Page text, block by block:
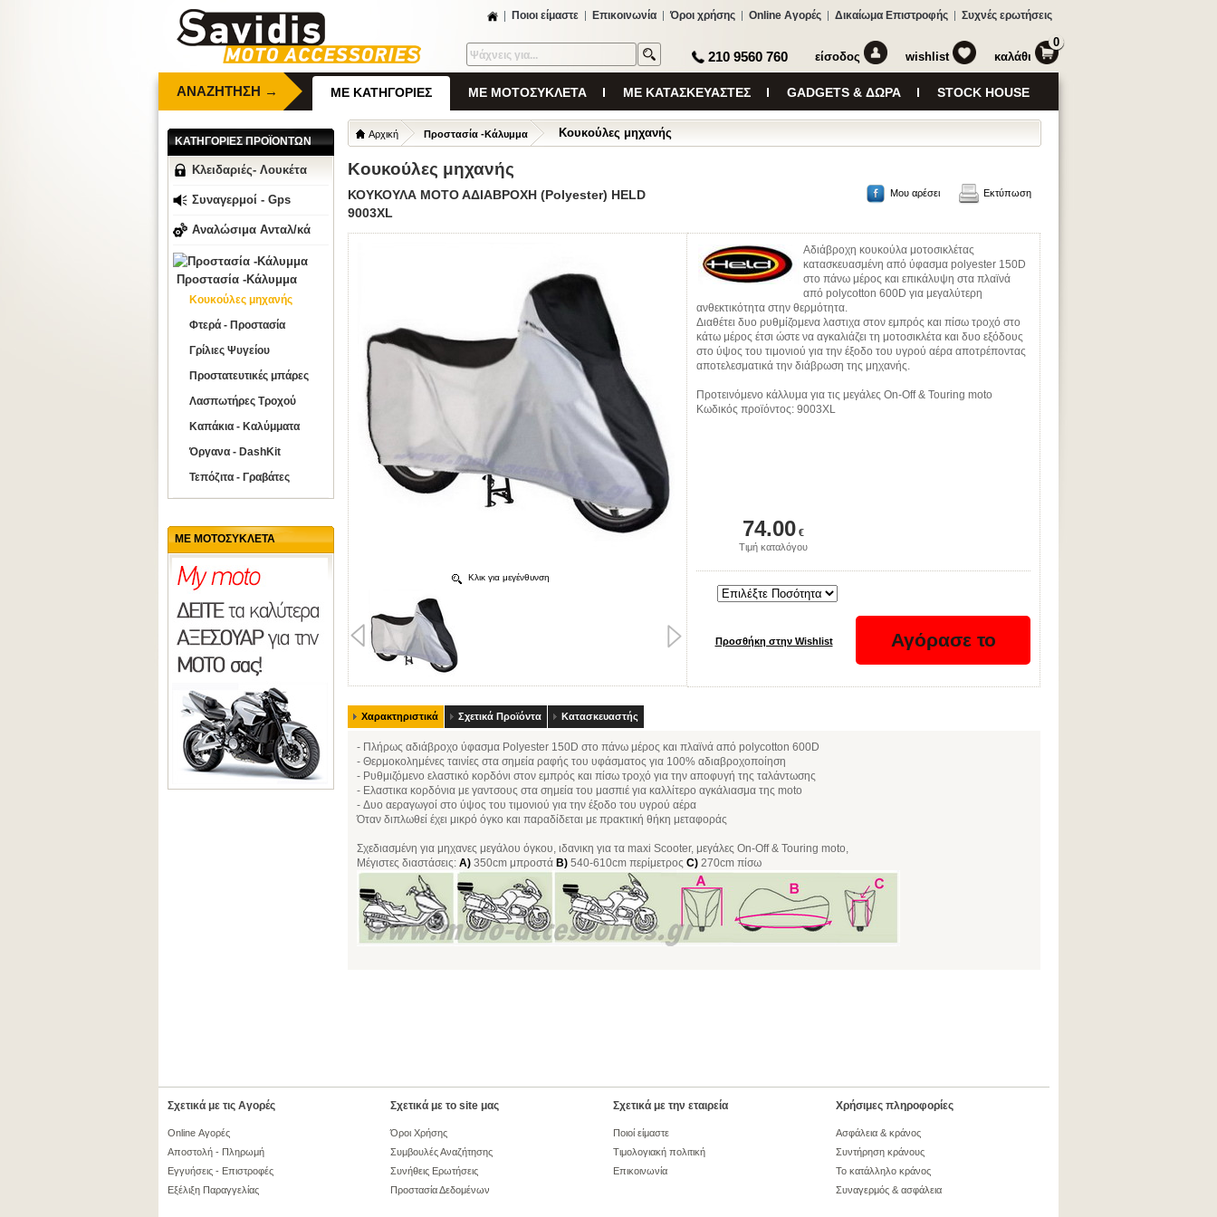
Ποιοι είμαστε Επικοινωνία Όροι χρήσης Online Αγορές Δικαίωμα Επιστροφής Συχνές ερωτήσεις
καλάθι
0
wishlist
είσοδος
210 9560 760
ΑΝΑΖΗΤΗΣΗ → ΜΕ ΚΑΤΗΓΟΡΙΕΣ ΜΕ ΜΟΤΟΣΥΚΛΕΤΑ ΜΕ ΚΑΤΑΣΚΕΥΑΣΤΕΣ GADGETS & ΔΩΡΑ STOCK HOUSE
Αρχική Προστασία -Κάλυμμα Κουκούλες μηχανής
Κουκούλες μηχανής
ΚΟΥΚΟΥΛΑ ΜΟΤΟ ΑΔΙΑΒΡΟΧΗ (Polyester) HELD
9003XL
Μου αρέσει Εκτύπωση
Κλικ για μεγένθυνση
Αδιάβροχη κουκούλα μοτοσικλέτας
κατασκευασμένη από ύφασμα polyester 150D
στο πάνω μέρος και επικάλυψη στα πλαϊνά
από polycotton 600D για μεγαλύτερη
ανθεκτικότητα στην θερμότητα.
Διαθέτει δυο ρυθμίζομενα λαστιχα στον εμπρός και πίσω τροχό στο
κάτω μέρος έτσι ώστε να αγκαλιάζει τη μοτοσικλέτα και δυο εξόδους
στο ύψος του τιμονιού για την έξοδο του υγρού αέρα αποτρέποντας
αποτελεσματικά την διάβρωση της μηχανής.
Προτεινόμενο κάλλυμα για τις μεγάλες On-Off & Touring moto
Κωδικός προϊόντος: 9003XL
74.00 €
Τιμή καταλόγου
Χαρακτηριστικά Σχετικά Προϊόντα Κατασκευαστής
- Πλήρως αδιάβροχο ύφασμα Polyester 150D στο πάνω μέρος και πλαϊνά από polycotton 600D
- Θερμοκολημένες ταινίες στα σημεία ραφής του υφάσματος για 100% αδιαβροχοποίηση
- Ρυθμιζόμενο ελαστικό κορδόνι στον εμπρός και πίσω τροχό για την αποφυγή της ταλάντωσης
- Ελαστικα κορδόνια με γαντσους στα σημεία του μασπιέ για καλλίτερο αγκάλιασμα της moto
- Δυο αεραγωγοί στο ύψος του τιμονιού για την έξοδο του υγρού αέρα
Όταν διπλωθεί έχει μικρό όγκο και παραδίδεται με πρακτική θήκη μεταφοράς
Σχεδιασμένη για μηχανες μεγάλου όγκου, ιδανικη για τα maxi Scooter, μεγάλες On-Off & Touring moto,
Μέγιστες διαστάσεις: A) 350cm μπροστά B) 540-610cm περίμετρος C) 270cm πίσω
ΚΑΤΗΓΟΡΙΕΣ ΠΡΟΪΟΝΤΩΝ
Κλειδαριές- Λουκέτα
Συναγερμοί - Gps
Αναλώσιμα Ανταλ/κά
Προστασία -Κάλυμμα
Κουκούλες μηχανής
Φτερά - Προστασία
Γρίλιες Ψυγείου
Προστατευτικές μπάρες
Λασπωτήρες Τροχού
Καπάκια - Καλύμματα
Όργανα - DashKit
Τεπόζιτα - Γραβάτες
ΜΕ ΜΟΤΟΣΥΚΛΕΤΑ
Σχετικά με τις Αγορές
Online Αγορές
Αποστολή - Πληρωμή
Εγγυήσεις - Επιστροφές
Εξέλιξη Παραγγελίας
Σχετικά με το site μας
Όροι Χρήσης
Συμβουλές Αναζήτησης
Συνήθεις Ερωτήσεις
Προστασία Δεδομένων
Σχετικά με την εταιρεία
Ποιοί είμαστε
Τιμολογιακή πολιτική
Επικοινωνία
Χρήσιμες πληροφορίες
Ασφάλεια & κράνος
Συντήρηση κράνους
Το κατάλληλο κράνος
Συναγερμός & ασφάλεια